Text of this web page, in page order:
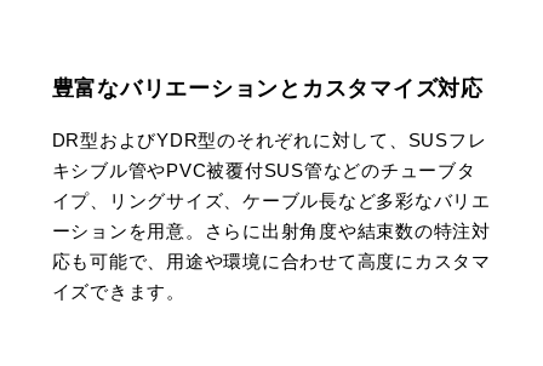
豊富なバリエーションとカスタマイズ対応
DR型およびYDR型のそれぞれに対して、SUSフレ
キシブル管やPVC被覆付SUS管などのチューブタ
イプ、リングサイズ、ケーブル長など多彩なバリエ
ーションを用意。さらに出射角度や結束数の特注対
応も可能で、用途や環境に合わせて高度にカスタマ
イズできます。